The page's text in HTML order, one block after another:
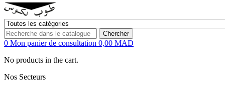
Chercher
0 Mon panier de consultation 0,00 MAD
No products in the cart.
Nos Secteurs